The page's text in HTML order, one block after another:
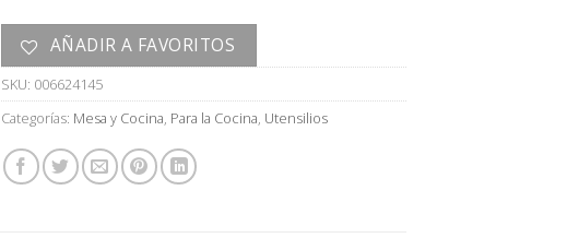
AÑADIR A FAVORITOS
SKU: 006624145
Categorías: Mesa y Cocina, Para la Cocina, Utensilios